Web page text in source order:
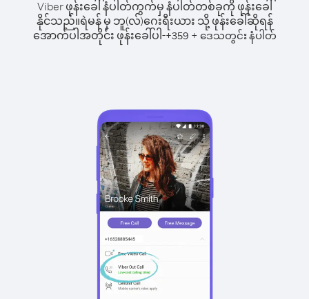
Viber ဖုန်းခေါ်နံပါတ်ကွက်မှ နံပါတ်တစ်ခုကို ဖုန်းခေါ်
နိုင်သည်။ရဲမန် မှ ဘူ(လ်)ဂေးရီးယား သို့ ဖုန်းခေါ်ဆိုရန်
အောက်ပါအတိုင်း ဖုန်းခေါ်ပါ-+359 + ဒေသတွင်း နံပါတ်